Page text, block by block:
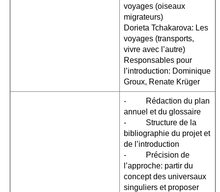
voyages (oiseaux
migrateurs)
Dorieta Tchakarova: Les
voyages (transports,
vivre avec l’autre)
Responsables pour
l’introduction: Dominique
Groux, Renate Krüger
- Rédaction du plan
annuel et du glossaire
- Structure de la
bibliographie du projet et
de l’introduction
- Précision de
l’approche: partir du
concept des universaux
singuliers et proposer